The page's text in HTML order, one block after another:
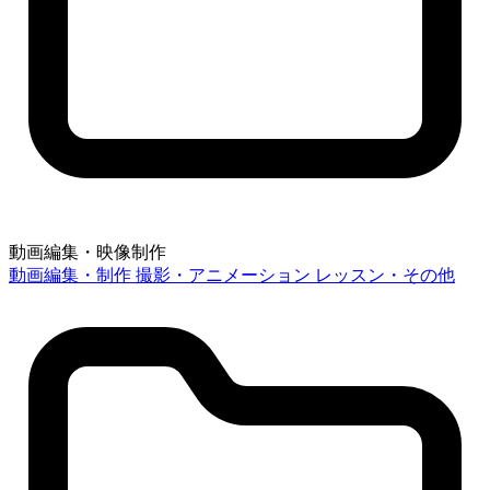
動画編集・映像制作
動画編集・制作 撮影・アニメーション レッスン・その他